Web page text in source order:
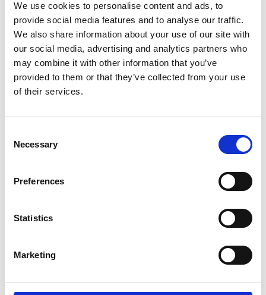
We use cookies to personalise content and ads, to
provide social media features and to analyse our traffic.
We also share information about your use of our site with
our social media, advertising and analytics partners who
may combine it with other information that you’ve
provided to them or that they’ve collected from your use
of their services.
Selection
Necessary
Preferences
Statistics
Marketing
Nel primo semestre è aumentata fortemente la
costruzione di nuove abitazioni
Repubblica Ceca
Repubblica Ceca